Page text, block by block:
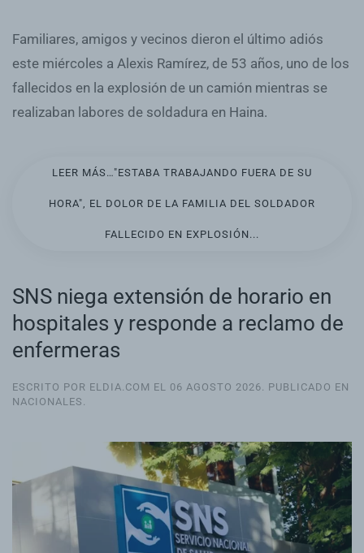
Familiares, amigos y vecinos dieron el último adiós
este miércoles a Alexis Ramírez, de 53 años, uno de los
fallecidos en la explosión de un camión mientras se
realizaban labores de soldadura en Haina.
LEER MÁS…"ESTABA TRABAJANDO FUERA DE SU
HORA", EL DOLOR DE LA FAMILIA DEL SOLDADOR
FALLECIDO EN EXPLOSIÓN...
SNS niega extensión de horario en
hospitales y responde a reclamo de
enfermeras
ESCRITO POR ELDIA.COM EL 06 AGOSTO 2026 . PUBLICADO EN
NACIONALES